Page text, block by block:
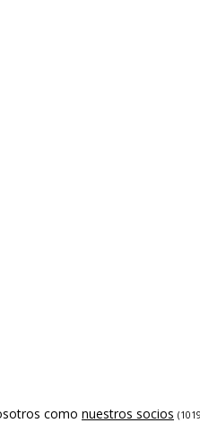
como nuestros socios